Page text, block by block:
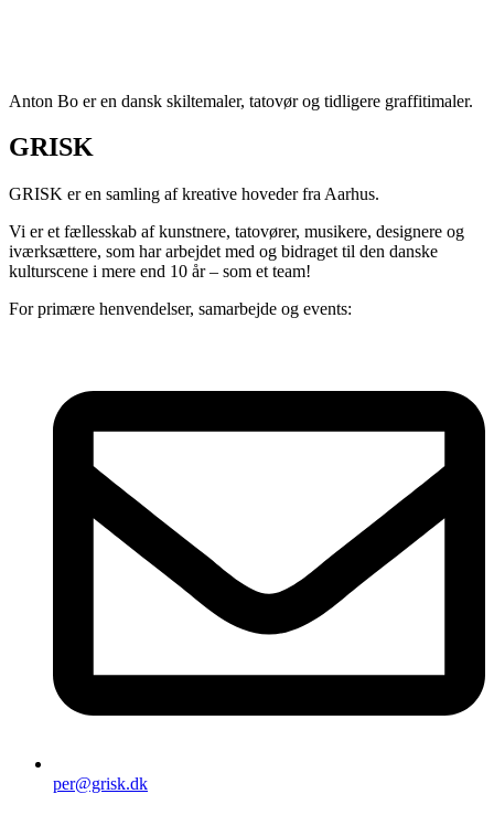
Anton Bo er en dansk skiltemaler, tatovør og tidligere graffitimaler.
GRISK
GRISK er en samling af kreative hoveder fra Aarhus.
Vi er et fællesskab af kunstnere, tatovører, musikere, designere og
iværksættere, som har arbejdet med og bidraget til den danske
kulturscene i mere end 10 år – som et team!
For primære henvendelser, samarbejde og events:
per@grisk.dk